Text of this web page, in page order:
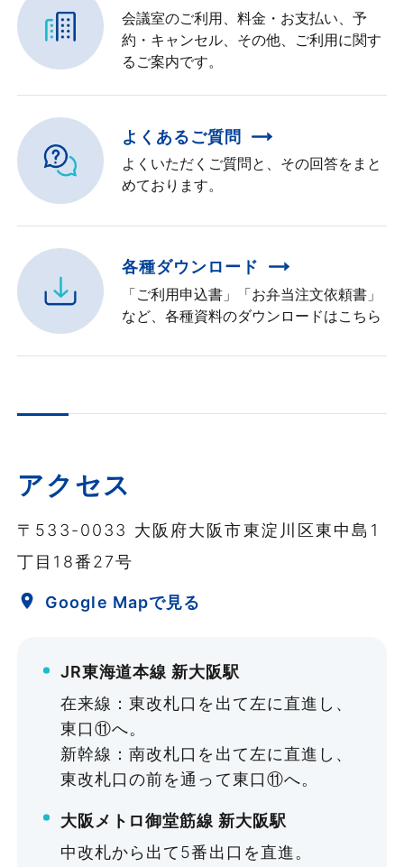
会議室のご利用、料金・お支払い、予
約・キャンセル、その他、ご利用に関す
るご案内です。
よくあるご質問
よくいただくご質問と、その回答をまと
めております。
各種ダウンロード
「ご利用申込書」「お弁当注文依頼書」
など、各種資料のダウンロードはこちら
アクセス
〒533-0033 大阪府大阪市東淀川区東中島1
丁目18番27号
Google Mapで見る
JR東海道本線 新大阪駅
在来線：東改札口を出て左に直進し、
東口⑪へ。
新幹線：南改札口を出て左に直進し、
東改札口の前を通って東口⑪へ。
大阪メトロ御堂筋線 新大阪駅
中改札から出て5番出口を直進。